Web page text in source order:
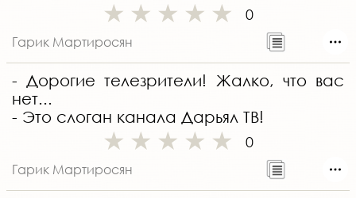
0
Гарик Мартиросян
- Дорогие телезрители! Жалко, что вас
нет...
- Это слоган канала Дарьял ТВ!
0
Гарик Мартиросян